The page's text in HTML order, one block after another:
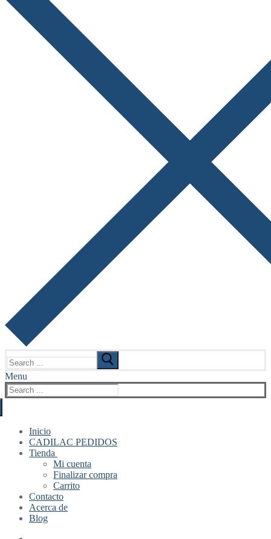
for:
Menu
Search
for:
Inicio
CADILAC PEDIDOS
Tienda
Mi cuenta
Finalizar compra
Carrito
Contacto
Acerca de
Blog